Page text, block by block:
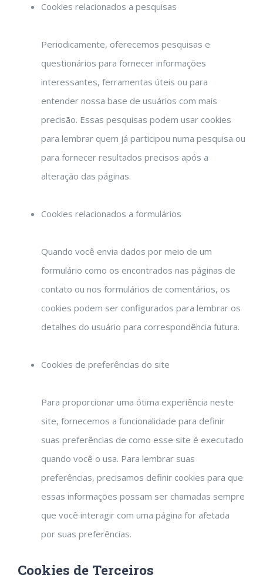
Cookies relacionados a pesquisas
Periodicamente, oferecemos pesquisas e
questionários para fornecer informações
interessantes, ferramentas úteis ou para
entender nossa base de usuários com mais
precisão. Essas pesquisas podem usar cookies
para lembrar quem já participou numa pesquisa ou
para fornecer resultados precisos após a
alteração das páginas.
Cookies relacionados a formulários
Quando você envia dados por meio de um
formulário como os encontrados nas páginas de
contato ou nos formulários de comentários, os
cookies podem ser configurados para lembrar os
detalhes do usuário para correspondência futura.
Cookies de preferências do site
Para proporcionar uma ótima experiência neste
site, fornecemos a funcionalidade para definir
suas preferências de como esse site é executado
quando você o usa. Para lembrar suas
preferências, precisamos definir cookies para que
essas informações possam ser chamadas sempre
que você interagir com uma página for afetada
por suas preferências.
Cookies de Terceiros